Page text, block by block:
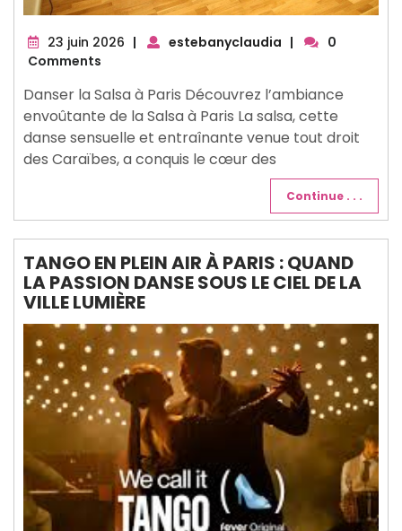
23 juin 2026 23
| estebanyclaudia |
0
Comments
Danser la Salsa à Paris Découvrez l’ambiance
envoûtante de la Salsa à Paris La salsa, cette
danse sensuelle et entraînante venue tout droit
des Caraïbes, a conquis le cœur des
Continue . . .
TANGO EN PLEIN AIR À PARIS : QUAND
LA PASSION DANSE SOUS LE CIEL DE LA
VILLE LUMIÈRE